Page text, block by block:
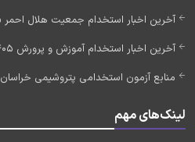
آخرین اخبار استخدام جمعیت هلال احمر 1405 (به زودی)
آخرین اخبار استخدام آموزش و پرورش 1405 (به زودی)
منابع آزمون استخدامی پتروشیمی خراسان 1405
لینک‌های مهم